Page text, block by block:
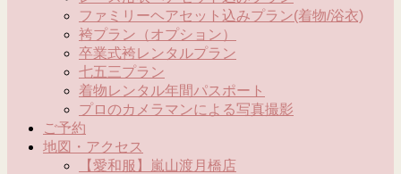
ファミリーヘアセット込みプラン(着物/浴衣)
袴プラン（オプション）
卒業式袴レンタルプラン
七五三プラン
着物レンタル年間パスポート
プロのカメラマンによる写真撮影
ご予約
地図・アクセス
【愛和服】嵐山渡月橋店